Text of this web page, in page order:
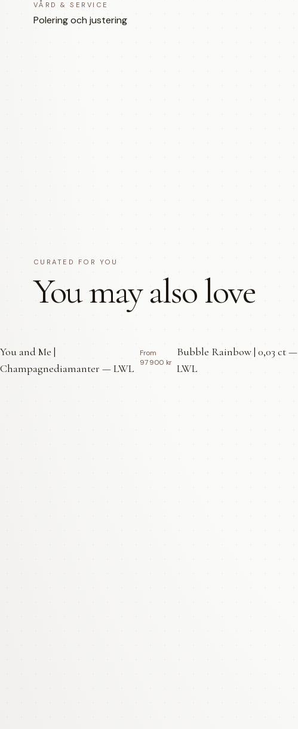
VÅRD & SERVICE
Polering och justering
CURATED FOR YOU
You may also love
You and Me |
Champagnediamanter — LWL
From
97 900 kr
Bubble Rainbow | 0,03 ct —
LWL